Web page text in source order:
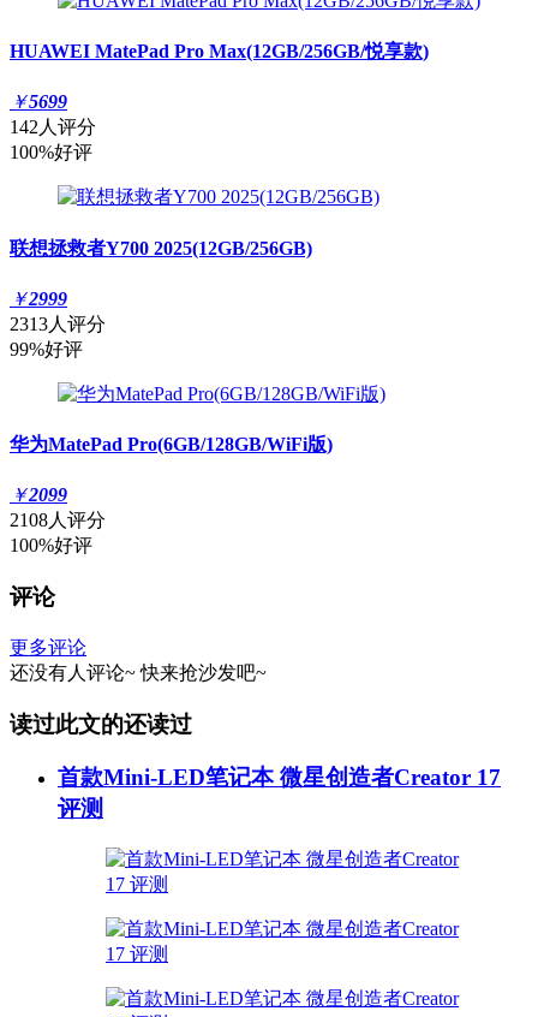
HUAWEI MatePad Pro Max(12GB/256GB/悦享款)
￥5699
142人评分
100%好评
联想拯救者Y700 2025(12GB/256GB)
￥2999
2313人评分
99%好评
华为MatePad Pro(6GB/128GB/WiFi版)
￥2099
2108人评分
100%好评
评论
更多评论
还没有人评论~ 快来抢沙发吧~
读过此文的还读过
首款Mini-LED笔记本 微星创造者Creator 17
评测